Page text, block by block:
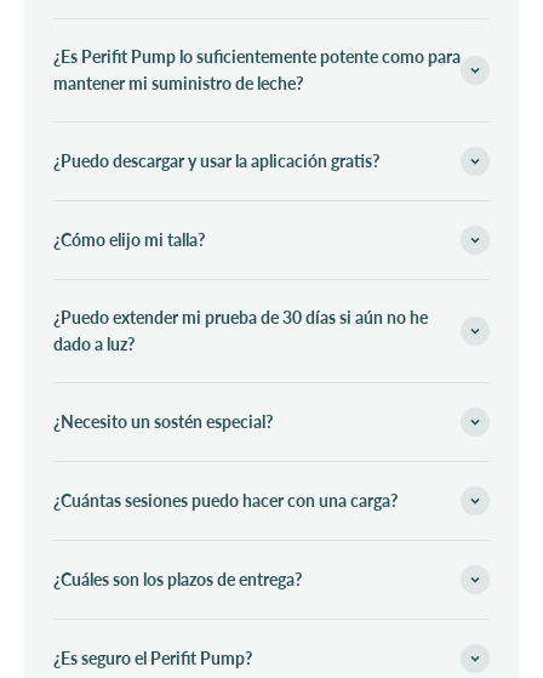
¿Es Perifit Pump lo suficientemente potente como para
mantener mi suministro de leche?
¿Puedo descargar y usar la aplicación gratis?
¿Cómo elijo mi talla?
¿Puedo extender mi prueba de 30 días si aún no he
dado a luz?
¿Necesito un sostén especial?
¿Cuántas sesiones puedo hacer con una carga?
¿Cuáles son los plazos de entrega?
¿Es seguro el Perifit Pump?